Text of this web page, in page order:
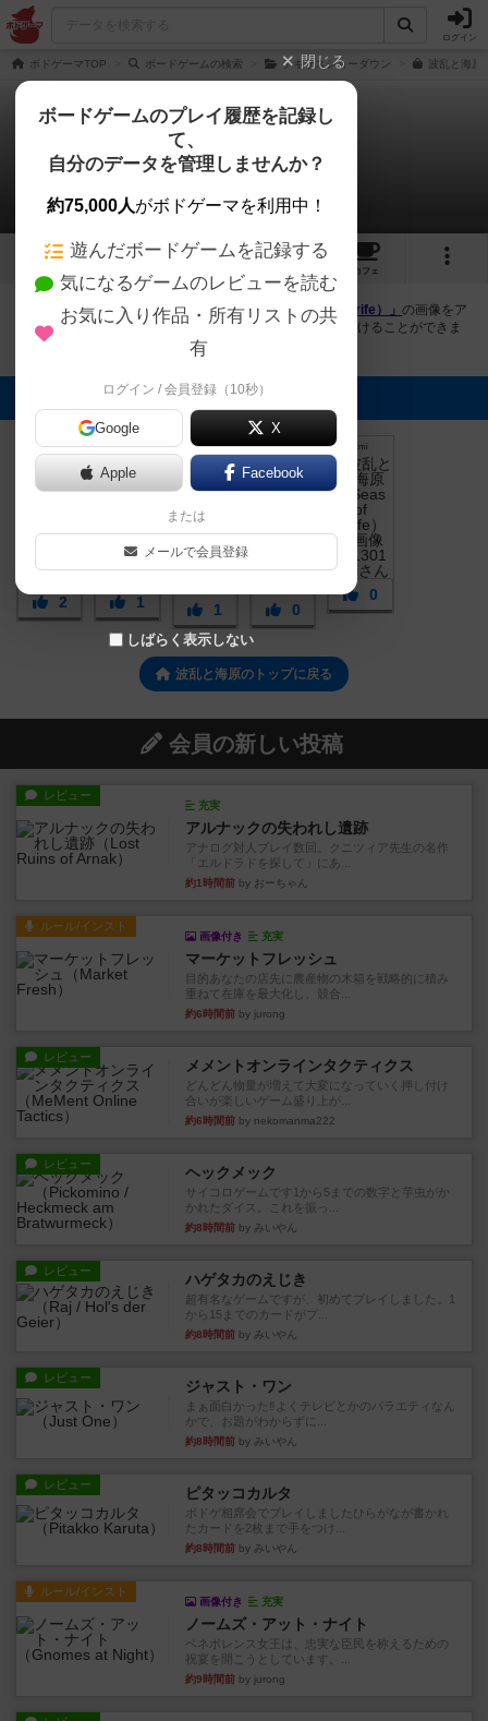
ログイン
ボドゲーマTOP ボードゲームの検索 テキサスショーダウン 波乱と海原
波乱と海原
5件の画像
5 11
カフェ
ボドゲーマにログインすると、 「波乱と海原（Seas of Strife）」 の画像をア
ップロード出来たり、他のユーザーの投稿画像に評価を付けることができま
す。また、トップ6の画像は様々なページで表示されます。
トップに表示される画像
2
まつなが
1 1
mkpp @UPGS:S
0
Emi
0
波乱と海原のトップに戻る
会員の新しい投稿
レビュー
充実
アルナックの失われし遺跡
アナログ対人プレイ数回。クニツィア先生の名作
「エルドラドを探して」にあ...
約1時間前 by おーちゃん
ルール/インスト
画像付き 充実
マーケットフレッシュ
目的あなたの店先に農産物の木箱を戦略的に積み
重ねて在庫を最大化し、競合...
約6時間前 by jurong
レビュー メメントオンラインタクティクス
どんどん物量が増えて大変になっていく押し付け
合いが楽しいゲーム盛り上が...
約6時間前 by nekomanma222
レビュー ヘックメック
サイコロゲームです1から5までの数字と芋虫がか
かれたダイス。これを振っ...
約8時間前 by みいやん
レビュー ハゲタカのえじき
超有名なゲームですが、初めてプレイしました。1
から15までのカードがプ...
約8時間前 by みいやん
レビュー ジャスト・ワン
まぁ面白かった‼️よくテレビとかのバラエティなん
かで、お題がわからずに...
約8時間前 by みいやん
レビュー ピタッコカルタ
ボドゲ相席会でプレイしましたひらがなが書かれ
たカードを2枚まで手をつけ...
約8時間前 by みいやん
ルール/インスト
画像付き 充実
ノームズ・アット・ナイト
ベネボレンス女王は、忠実な臣民を称えるための
祝宴を開こうとしています。...
約9時間前 by jurong
閉じる
ボードゲームのプレイ履歴を記録し
て、
自分のデータを管理しませんか？
約75,000人がボドゲーマを利用中！
遊んだボードゲームを記録する
気になるゲームのレビューを読む
お気に入り作品・所有リストの共
有
ログイン / 会員登録（10秒）
Google X
Apple Facebook
または
メールで会員登録
しばらく表示しない